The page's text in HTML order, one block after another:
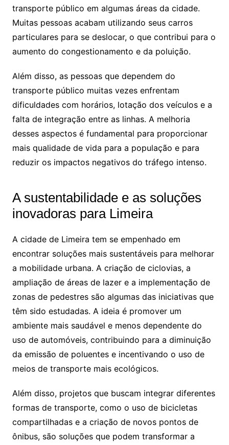
transporte público em algumas áreas da cidade.
Muitas pessoas acabam utilizando seus carros
particulares para se deslocar, o que contribui para o
aumento do congestionamento e da poluição.
Além disso, as pessoas que dependem do
transporte público muitas vezes enfrentam
dificuldades com horários, lotação dos veículos e a
falta de integração entre as linhas. A melhoria
desses aspectos é fundamental para proporcionar
mais qualidade de vida para a população e para
reduzir os impactos negativos do tráfego intenso.
A sustentabilidade e as soluções
inovadoras para Limeira
A cidade de Limeira tem se empenhado em
encontrar soluções mais sustentáveis para melhorar
a mobilidade urbana. A criação de ciclovias, a
ampliação de áreas de lazer e a implementação de
zonas de pedestres são algumas das iniciativas que
têm sido estudadas. A ideia é promover um
ambiente mais saudável e menos dependente do
uso de automóveis, contribuindo para a diminuição
da emissão de poluentes e incentivando o uso de
meios de transporte mais ecológicos.
Além disso, projetos que buscam integrar diferentes
formas de transporte, como o uso de bicicletas
compartilhadas e a criação de novos pontos de
ônibus, são soluções que podem transformar a